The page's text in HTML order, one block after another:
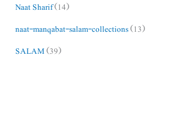
Naat Sharif(14)
naat-manqabat-salam-collections(13)
SALAM(39)